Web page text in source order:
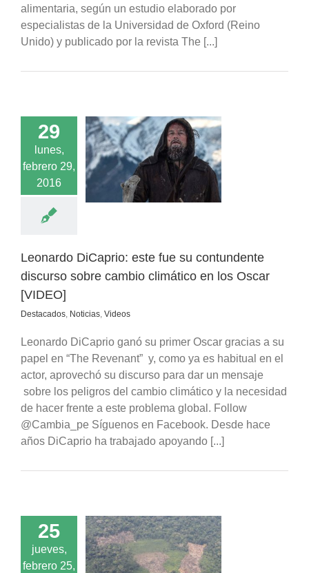
alimentaria, según un estudio elaborado por
especialistas de la Universidad de Oxford (Reino
Unido) y publicado por la revista The [...]
29
lunes,
febrero 29,
2016
DiCaprio: este
contundente
sobre cambio
Leonardo DiCaprio: este fue su contundente
discurso sobre cambio climático en los Oscar
[VIDEO]
Destacados, Noticias, Videos
Leonardo DiCaprio ganó su primer Oscar gracias a su
papel en “The Revenant” y, como ya es habitual en el
actor, aprovechó su discurso para dar un mensaje
sobre los peligros del cambio climático y la necesidad
de hacer frente a este problema global. Follow
@Cambia_pe Síguenos en Facebook. Desde hace
años DiCaprio ha trabajado apoyando [...]
25
jueves,
febrero 25,
2016: ¿Qué
hay